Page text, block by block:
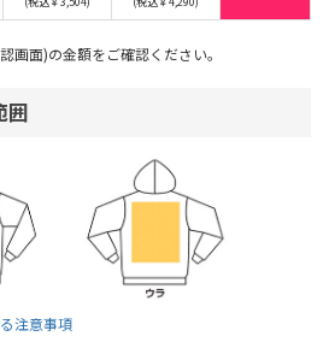
画面)の金額をご確認ください。
囲
注意事項